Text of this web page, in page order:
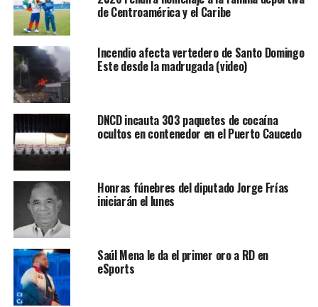
de Centroamérica y el Caribe
Incendio afecta vertedero de Santo Domingo
Este desde la madrugada (video)
DNCD incauta 303 paquetes de cocaína
ocultos en contenedor en el Puerto Caucedo
Honras fúnebres del diputado Jorge Frías
iniciarán el lunes
Saúl Mena le da el primer oro a RD en
eSports